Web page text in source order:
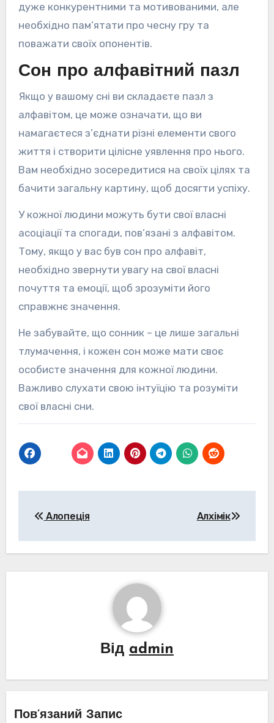
дуже конкурентними та мотивованими, але
необхідно пам’ятати про чесну гру та
поважати своїх опонентів.
Сон про алфавітний пазл
Якщо у вашому сні ви складаєте пазл з
алфавітом, це може означати, що ви
намагаєтеся з’єднати різні елементи свого
життя і створити цілісне уявлення про нього.
Вам необхідно зосередитися на своїх цілях та
бачити загальну картину, щоб досягти успіху.
У кожної людини можуть бути свої власні
асоціації та спогади, пов’язані з алфавітом.
Тому, якщо у вас був сон про алфавіт,
необхідно звернути увагу на свої власні
почуття та емоції, щоб зрозуміти його
справжнє значення.
Не забувайте, що сонник – це лише загальні
тлумачення, і кожен сон може мати своє
особисте значення для кожної людини.
Важливо слухати свою інтуїцію та розуміти
свої власні сни.
записів
Алопеція Алхімік
Від admin
Пов’язаний Запис